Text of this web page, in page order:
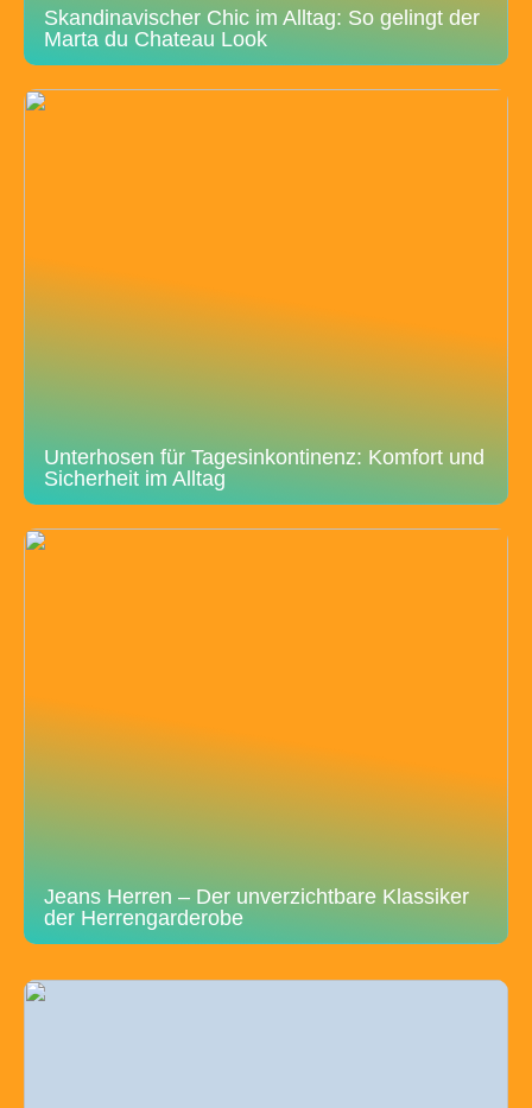
Skandinavischer Chic im Alltag: So gelingt der
Marta du Chateau Look
Unterhosen für Tagesinkontinenz: Komfort und
Sicherheit im Alltag
Jeans Herren – Der unverzichtbare Klassiker
der Herrengarderobe